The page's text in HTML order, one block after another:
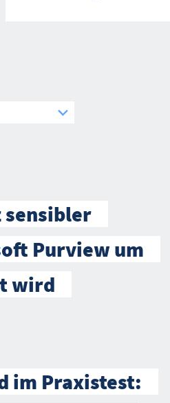
sensibler
Purview um
wird
im Praxistest: